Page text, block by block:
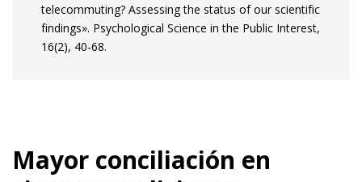
telecommuting? Assessing the status of our scientific
findings». Psychological Science in the Public Interest,
16(2), 40-68.
Mayor conciliación en